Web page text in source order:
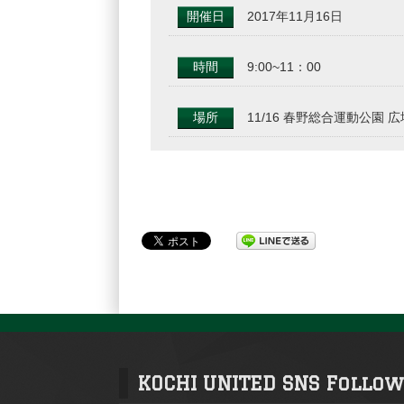
開催日 2017年11月16日
時間 9:00~11：00
場所 11/16 春野総合運動公園 広
KOCHI UNITED SNS Follow